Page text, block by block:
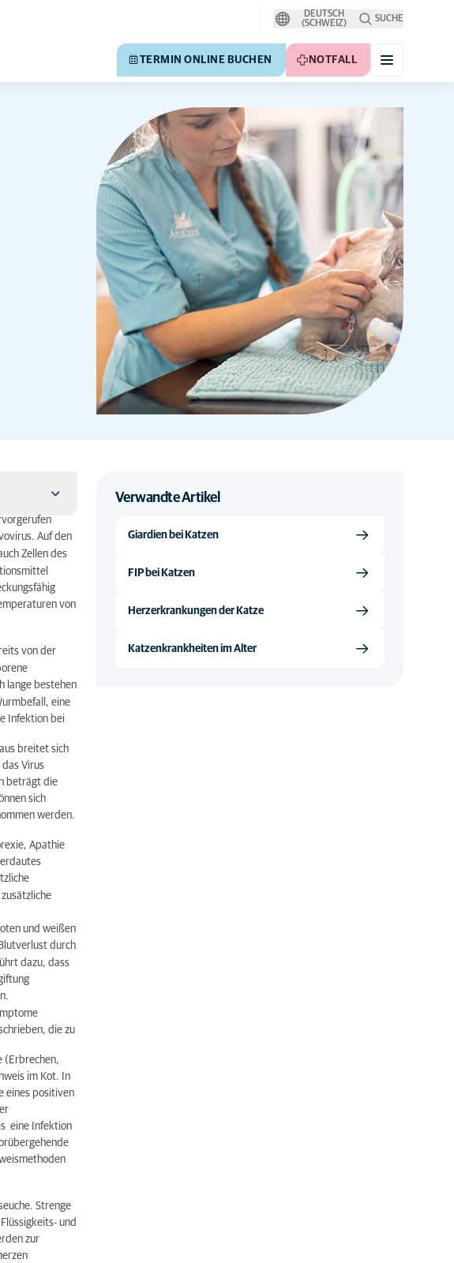
DEUTSCH
(SCHWEIZ)
SUCHE
TERMIN ONLINE BUCHEN NOTFALL
Auf den
Zellen des
von
von der
lange bestehen
eine
Infektion bei
breitet sich
Virus
beträgt die
sich
werden.
Apathie
und weißen
durch
dazu, dass
die zu
(Erbrechen,
im Kot. In
eines positiven
eine Infektion
Strenge
und
zur
Verwandte Artikel
Giardien bei Katzen
FIP bei Katzen
Herzerkrankungen der Katze
Katzenkrankheiten im Alter